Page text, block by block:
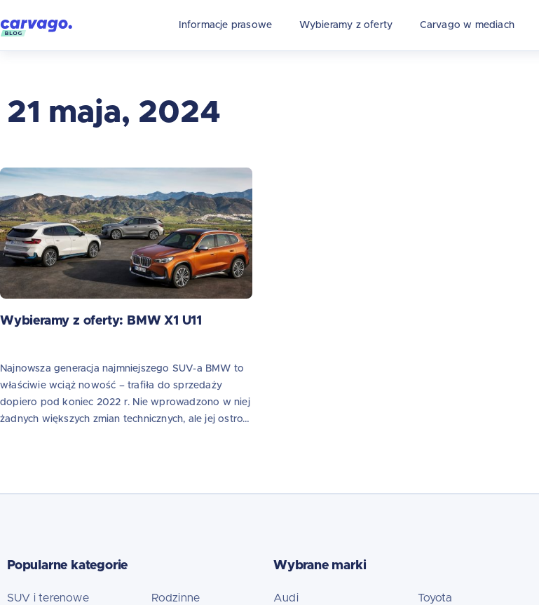
Informacje prasowe Wybieramy z oferty Carvago w mediach
21 maja, 2024
Wybieramy z oferty: BMW X1 U11
Najnowsza generacja najmniejszego SUV-a BMW to
właściwie wciąż nowość – trafiła do sprzedaży
dopiero pod koniec 2022 r. Nie wprowadzono w niej
żadnych większych zmian technicznych, ale jej ostro…
Popularne kategorie
SUV i terenowe
Rodzinne
Wybrane marki
Audi
Toyota